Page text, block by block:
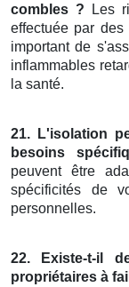
combles ? Les
effectuée par
important de
inflammables
la santé.
21. L'isolation
besoins
peuvent être
spécificités de
personnelles.
22. Existe-t-il
propriétaires à